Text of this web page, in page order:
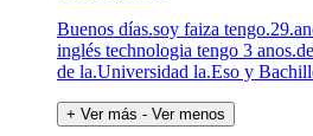
Buenos días.soy faiza
inglés technologia tengo 3
de la.Universidad la.Eso y
+ Ver más - Ver menos